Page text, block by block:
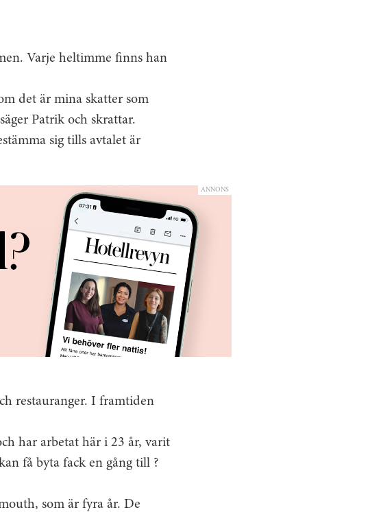
Varje heltimme finns han
det är mina skatter som
Patrik och skrattar.
sig tills avtalet är
ANNONS
restauranger. I framtiden
har arbetat här i 23 år, varit
få byta fack en gång till ?
som är fyra år. De